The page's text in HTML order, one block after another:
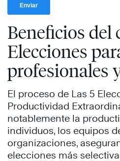
Saber
Beneficios del
Elecciones
profesionales
El proceso de Las 5
Productividad
notablemente la
individuos, los equipos
organizaciones,
elecciones más